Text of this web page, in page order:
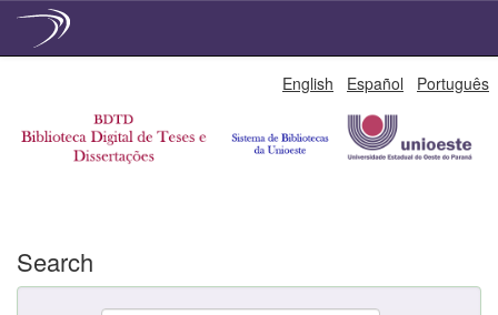
English Español Português
Search